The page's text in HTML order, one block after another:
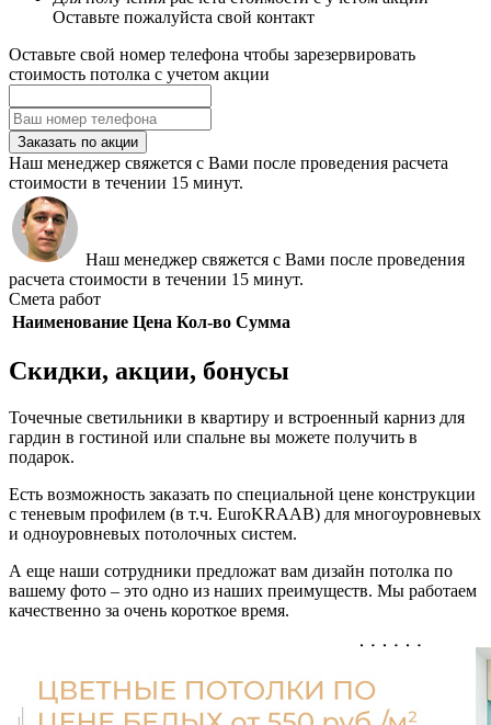
Оставьте пожалуйста свой контакт
Оставьте свой номер телефона чтобы зарезервировать
стоимость потолка с учетом акции
Заказать по акции
Наш менеджер свяжется с Вами после проведения расчета
стоимости в течении 15 минут.
Наш менеджер свяжется с Вами после проведения
расчета стоимости в течении 15 минут.
Смета работ
Наименование Цена Кол-во Сумма
Скидки, акции, бонусы
Точечные светильники в квартиру и встроенный карниз для
гардин в гостиной или спальне вы можете получить в
подарок.
Есть возможность заказать по специальной цене конструкции
с теневым профилем (в т.ч. EuroKRAAB) для многоуровневых
и одноуровневых потолочных систем.
А еще наши сотрудники предложат вам дизайн потолка по
вашему фото – это одно из наших преимуществ. Мы работаем
качественно за очень короткое время.